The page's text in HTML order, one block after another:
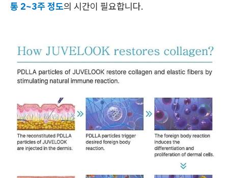
통 2~3주 정도의 시간이 필요합니다.